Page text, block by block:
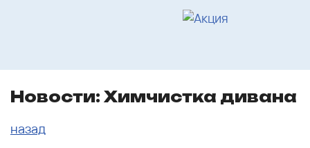
Новости: Химчистка дивана
назад